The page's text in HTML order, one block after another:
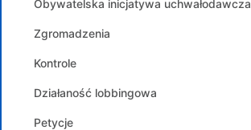
Obywatelska inicjatywa uchwałodawcza
Zgromadzenia
Kontrole
Działaność lobbingowa
Petycje